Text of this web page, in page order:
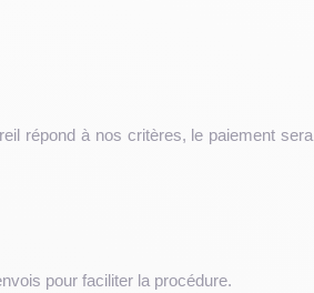
répond à nos critères, le paiement sera
pour faciliter la procédure.